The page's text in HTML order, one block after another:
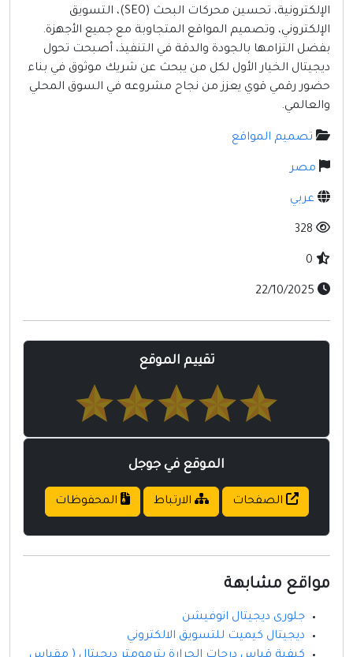
الإلكترونية، تحسين محركات البحث (SEO)، التسويق
الإلكتروني، وتصميم المواقع المتجاوبة مع جميع الأجهزة.
بفضل التزامها بالجودة والدقة في التنفيذ، أصبحت تحول
ديجيتال الخيار الأول لكل من يبحث عن شريك موثوق في بناء
حضور رقمي قوي يعزز من نجاح مشروعه في السوق المحلي
والعالمي.
تصميم المواقع
مصر
عربي
تقييم الموقع
الموقع في جوجل
الصفحات الارتباط المحفوظات
مواقع مشابهة
جلورى ديجيتال انوفيشن
ديجيتال كيميت للتسويق الالكتروني